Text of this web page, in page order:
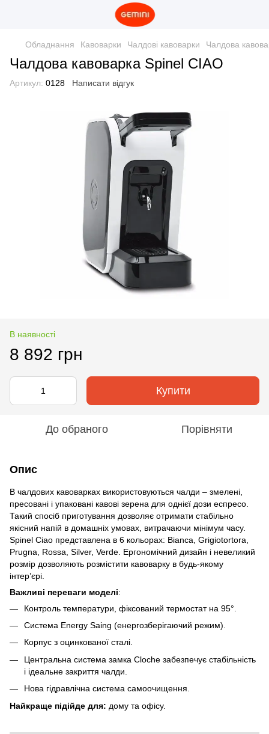
Обладнання Кавоварки Чалдові кавоварки Чалдова
Чалдова кавоварка Spinel CIAO
Артикул: 0128 Написати відгук
В наявності
8 892 грн
Купити
До обраного Порівняти
Опис
В чалдових кавоварках використовуються чалди – змелені,
пресовані і упаковані кавові зерена для однієї дози еспресо.
Такий спосіб приготування дозволяє отримати стабільно
якісний напій в домашніх умовах, витрачаючи мінімум часу.
Spinel Ciao представлена в 6 кольорах: Bianca, Grigiotortora,
Prugna, Rossa, Silver, Verde. Ергономічний дизайн і невеликий
розмір дозволяють розмістити кавоварку в будь-якому
інтер’єрі.
Важливі переваги моделі:
Контроль температури, фіксований термостат на 95°.
Система Energy Saing (енергозберігаючий режим).
Корпус з оцинкованої сталі.
Центральна система замка Cloche забезпечує стабільність
і ідеальне закриття чалди.
Нова гідравлічна система самоочищення.
Найкраще підійде для: дому та офісу.